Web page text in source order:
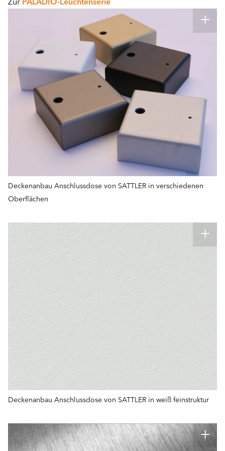
Zur PALADIO-Leuchtenserie
Deckenanbau Anschlussdose von SATTLER in verschiedenen
Oberflächen
Deckenanbau Anschlussdose von SATTLER in weiß feinstruktur